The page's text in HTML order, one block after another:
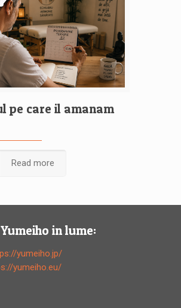
pe care il amanam
Read more
in lume:
yumeiho.jp/
yumeiho.eu/